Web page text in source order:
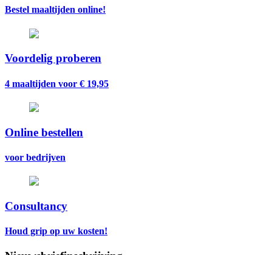
Bestel maaltijden online!
Voordelig proberen
4 maaltijden voor € 19,95
Online bestellen
voor bedrijven
Consultancy
Houd grip op uw kosten!